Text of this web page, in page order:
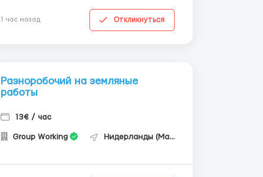
1 час назад Откликнуться
Разноробочий на земляные
работы
13€ / час
Group Working Нидерланды (Маастрихт)